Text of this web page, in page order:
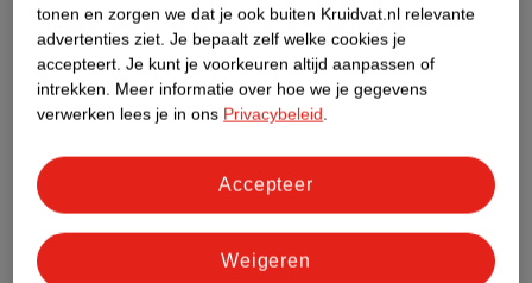
Productinformatie
Etiketinformatie
Nature Impact Score
Dit product heeft (nog) geen Nature
tonen en zorgen we dat je ook buiten Kruidvat.nl relevante
advertenties ziet. Je bepaalt zelf welke cookies je
accepteert. Je kunt je voorkeuren altijd aanpassen of
intrekken. Meer informatie over hoe we je gegevens
verwerken lees je in ons Privacybeleid.
Weigeren
Accepteer